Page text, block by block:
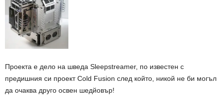
Проекта е дело на шведа Sleepstreamer, по известен с
предишния си проект Cold Fusion след който, никой не би могъл
да очаква друго освен шедйовър!